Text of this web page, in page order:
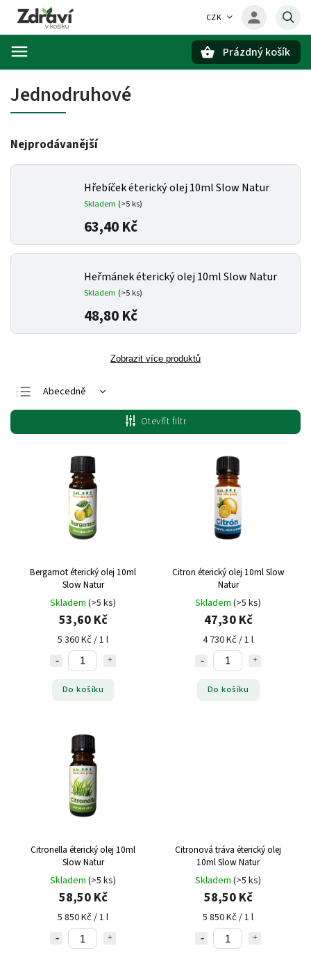
CZK
Prázdný košík
Jednodruhové
Nejprodávanější
Hřebíček éterický olej 10ml Slow Natur
Skladem (>5 ks)
63,40 Kč
Heřmánek éterický olej 10ml Slow Natur
Skladem (>5 ks)
48,80 Kč
Zobrazit více produktů
Abecedně
Nejlevnější
Nejdražší
Nejprodávanější
Otevřít filtr
Bergamot éterický olej 10ml
Slow Natur
Skladem (>5 ks)
53,60 Kč
5 360 Kč / 1 l
Do košíku
Citron éterický olej 10ml Slow
Natur
Skladem (>5 ks)
47,30 Kč
4 730 Kč / 1 l
Do košíku
Citronella éterický olej 10ml
Slow Natur
Skladem (>5 ks)
58,50 Kč
5 850 Kč / 1 l
Citronová tráva éterický olej
10ml Slow Natur
Skladem (>5 ks)
58,50 Kč
5 850 Kč / 1 l